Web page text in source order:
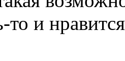
то и